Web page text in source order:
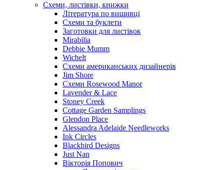
Схеми, листівки, книжки
Література по вишивці
Схеми та буклети
Заготовки для листівок
Mirabilia
Debbie Mumm
Wichelt
Схеми американських дизайнерів
Jim Shore
Cхеми Rosewood Manor
Lavender & Lace
Stoney Creek
Cottage Garden Samplings
Glendon Place
Alessandra Adelaide Needleworks
Ink Circles
Blackbird Designs
Just Nan
Вікторія Попович